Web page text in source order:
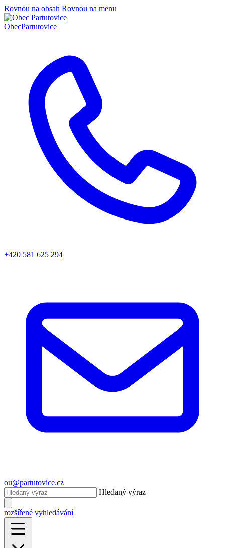
Rovnou na obsah Rovnou na menu
ObecPartutovice
+420 581 625 294
ou@partutovice.cz
Hledaný výraz
rozšířené vyhledávání